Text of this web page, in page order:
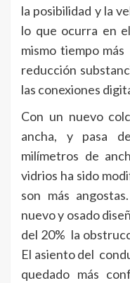
la posibilidad y la
lo que ocurra en
mismo tiempo
reducción
las conexiones
Con un nuevo
ancha, y pasa
milímetros de
vidrios ha sido
son más
nuevo y osado
del 20% la
El asiento del
quedado más